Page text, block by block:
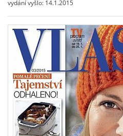
vydání vyšlo: 14.1.2015